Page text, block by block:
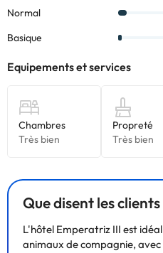
Que disent les
L'hôtel Emperatriz III est
animaux de compagnie,